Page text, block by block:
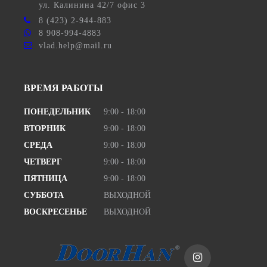
ул. Калинина 42/7 офис 3
8 (423) 2-944-883
8 908-994-4883
vlad.help@mail.ru
ВРЕМЯ РАБОТЫ
ПОНЕДЕЛЬНИК
9:00 - 18:00
ВТОРНИК
9:00 - 18:00
СРЕДА
9:00 - 18:00
ЧЕТВЕРГ
9:00 - 18:00
ПЯТНИЦА
9:00 - 18:00
СУББОТА
ВЫХОДНОЙ
ВОСКРЕСЕНЬЕ
ВЫХОДНОЙ